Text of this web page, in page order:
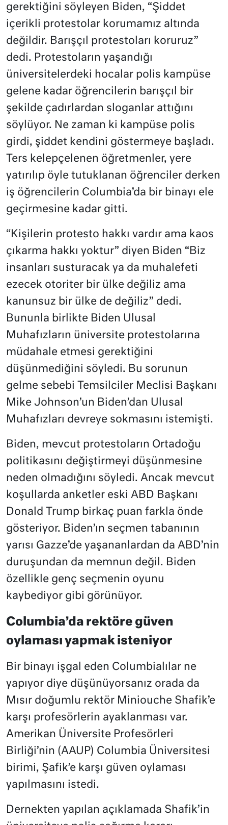
gerektiğini söyleyen Biden, “Şiddet
içerikli protestolar korumamız altında
değildir. Barışçıl protestoları koruruz”
dedi. Protestoların yaşandığı
üniversitelerdeki hocalar polis kampüse
gelene kadar öğrencilerin barışçıl bir
şekilde çadırlardan sloganlar attığını
söylüyor. Ne zaman ki kampüse polis
girdi, şiddet kendini göstermeye başladı.
Ters kelepçelenen öğretmenler, yere
yatırılıp öyle tutuklanan öğrenciler derken
iş öğrencilerin Columbia’da bir binayı ele
geçirmesine kadar gitti.
“Kişilerin protesto hakkı vardır ama kaos
çıkarma hakkı yoktur” diyen Biden “Biz
insanları susturacak ya da muhalefeti
ezecek otoriter bir ülke değiliz ama
kanunsuz bir ülke de değiliz” dedi.
Bununla birlikte Biden Ulusal
Muhafızların üniversite protestolarına
müdahale etmesi gerektiğini
düşünmediğini söyledi. Bu sorunun
gelme sebebi Temsilciler Meclisi Başkanı
Mike Johnson’un Biden’dan Ulusal
Muhafızları devreye sokmasını istemişti.
Biden, mevcut protestoların Ortadoğu
politikasını değiştirmeyi düşünmesine
neden olmadığını söyledi. Ancak mevcut
koşullarda anketler eski ABD Başkanı
Donald Trump birkaç puan farkla önde
gösteriyor. Biden’ın seçmen tabanının
yarısı Gazze’de yaşananlardan da ABD’nin
duruşundan da memnun değil. Biden
özellikle genç seçmenin oyunu
kaybediyor gibi görünüyor.
Columbia’da rektöre güven
oylaması yapmak isteniyor
Bir binayı işgal eden Columbialılar ne
yapıyor diye düşünüyorsanız orada da
Mısır doğumlu rektör Miniouche Shafik’e
karşı profesörlerin ayaklanması var.
Amerikan Üniversite Profesörleri
Birliği’nin (AAUP) Columbia Üniversitesi
birimi, Şafik’e karşı güven oylaması
yapılmasını istedi.
Dernekten yapılan açıklamada Shafik’in